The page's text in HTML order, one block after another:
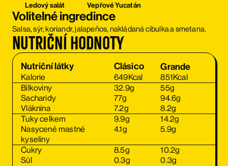
Ledový salát Vepřové Yucatán
Volitelné ingredince
Salsa, sýr, koriandr, jalapeňos, nakládaná cibulka a smetana.
Nutriční hodnoty
Nutriční látky
Clásico
Grande
Clásico
Grande
Kalorie 649Kcal 851Kcal
Bílkoviny
32.9g 55g
Sacharidy
77g 94.6g
Vláknina
7.2g 8.2g
Tuky celkem
9.9g 14.2g
Nasycené mastné
kyseliny
4.1g 5.9g
Cukry 8.5g 10.2g
Sůl
0.3g 0.3g